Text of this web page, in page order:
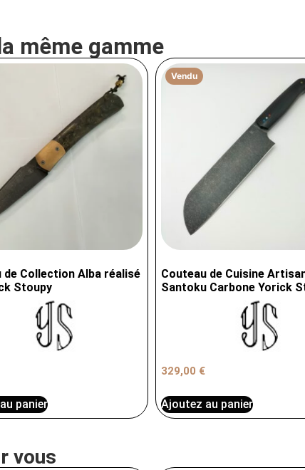
même gamme
de Collection Alba réalisé
Stoupy
panier
Vendu
Couteau de Cuisine
Santoku Carbone Yorick
329,00 €
Ajoutez au panier
vous